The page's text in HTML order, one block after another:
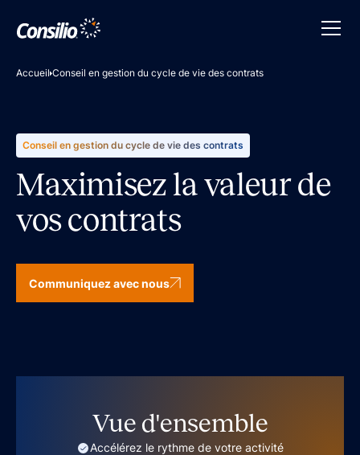
Accueil Conseil en gestion du cycle de vie des contrats
Conseil en gestion du cycle de vie des contrats
Maximisez la valeur de
vos contrats
Communiquez avec nous
Vue d'ensemble
Accélérez le rythme de votre activité